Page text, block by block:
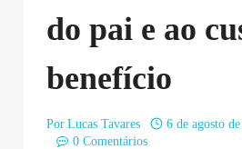
do pai e ao
benefício
Por Lucas Tavares
6 de agosto
0 Comentários